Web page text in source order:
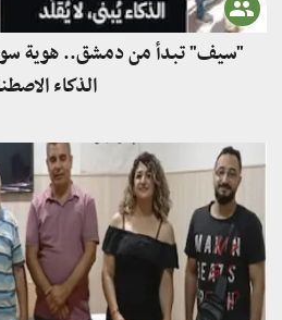
"سيف" تبدأ من دمشق.. هوية
الذكاء